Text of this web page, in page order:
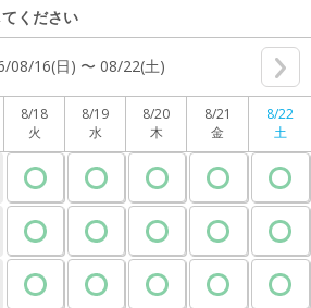
ください
08/16(日) 〜 08/22(土)
8/18
火
8/19
水
8/20
木
8/21
金
8/22
土